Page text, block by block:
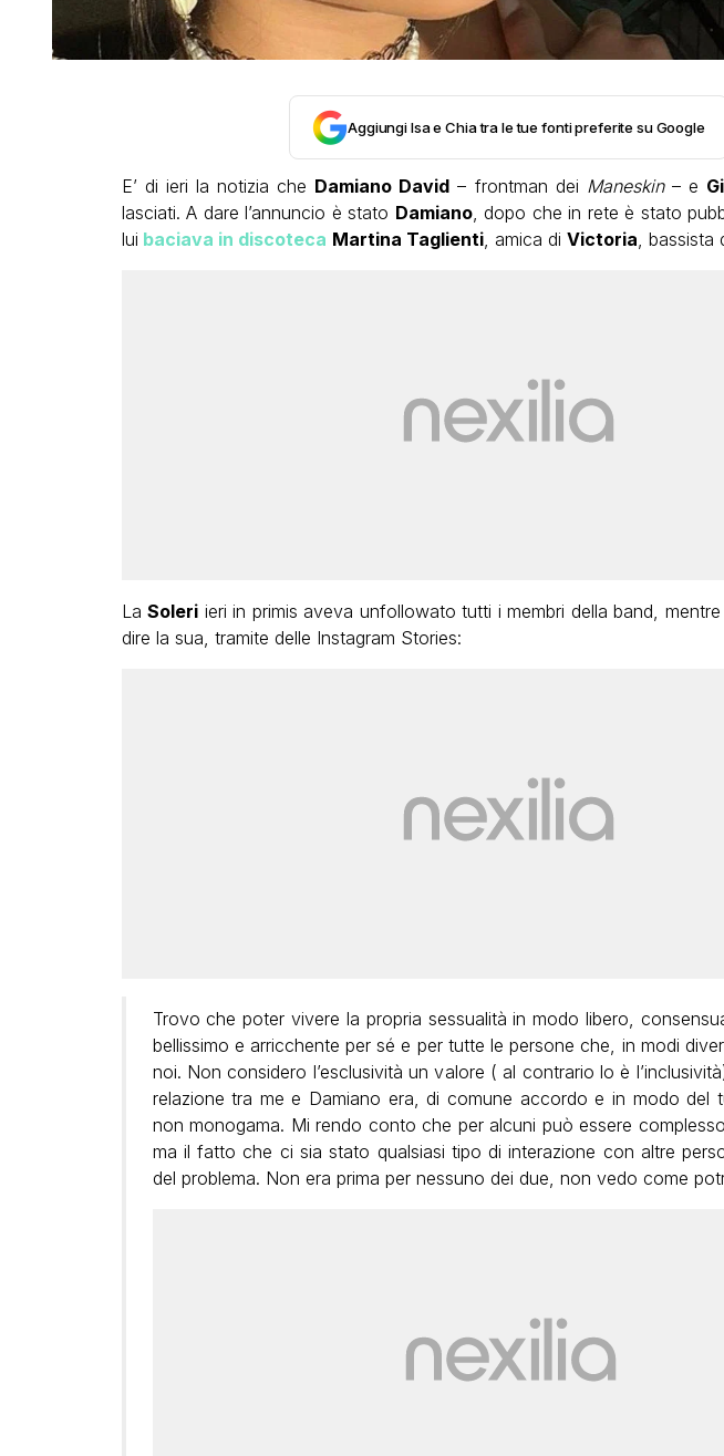
Aggiungi Isa e Chia tra le tue fonti preferite su Google
E’ di ieri la notizia che Damiano David – frontman dei Maneskin– e
lasciati. A dare l’annuncio è stato Damiano, dopo che in rete è stato
lui baciava in discoteca Martina Taglienti, amica di Victoria , bassista
LaSoleri ieri in primis aveva unfollowato tutti i membri della band,
dire la sua, tramite delle Instagram Stories:
Trovo che poter vivere la propria sessualità in modo libero,
bellissimo e arricchente per sé e per tutte le persone che, in modi
noi. Non considero l’esclusività un valore ( al contrario lo è
relazione tra me e Damiano era, di comune accordo e in modo del
non monogama. Mi rendo conto che per alcuni può essere
ma il fatto che ci sia stato qualsiasi tipo di interazione con altre
del problema. Non era prima per nessuno dei due, non vedo come